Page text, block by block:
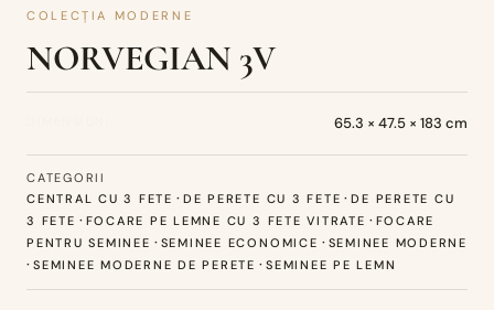
COLECȚIA MODERNE
NORVEGIAN 3V
65.3 × 47.5 × 183 cm
CATEGORII
CENTRAL CU 3 FETE · DE PERETE CU 3 FETE ·DE PERETE CU
3 FETE · FOCARE PE LEMNE CU 3 FETE VITRATE · FOCARE
PENTRU SEMINEE · SEMINEE ECONOMICE · SEMINEE MODERNE
· SEMINEE MODERNE DE PERETE · SEMINEE PE LEMN